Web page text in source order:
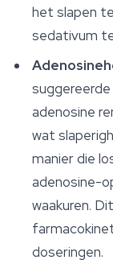
het slapen
sedativum
adenosine
wat
manier die
adenosine-
waakuren.
doseringen.